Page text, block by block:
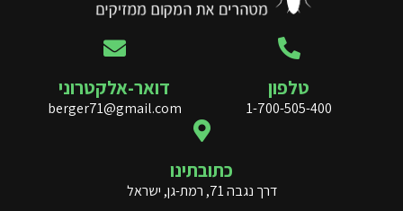
טלפון
1-700-505-400
דואר-אלקטרוני
berger71@gmail.com
כתובתינו
דרך נגבה 71, רמת-גן, ישראל